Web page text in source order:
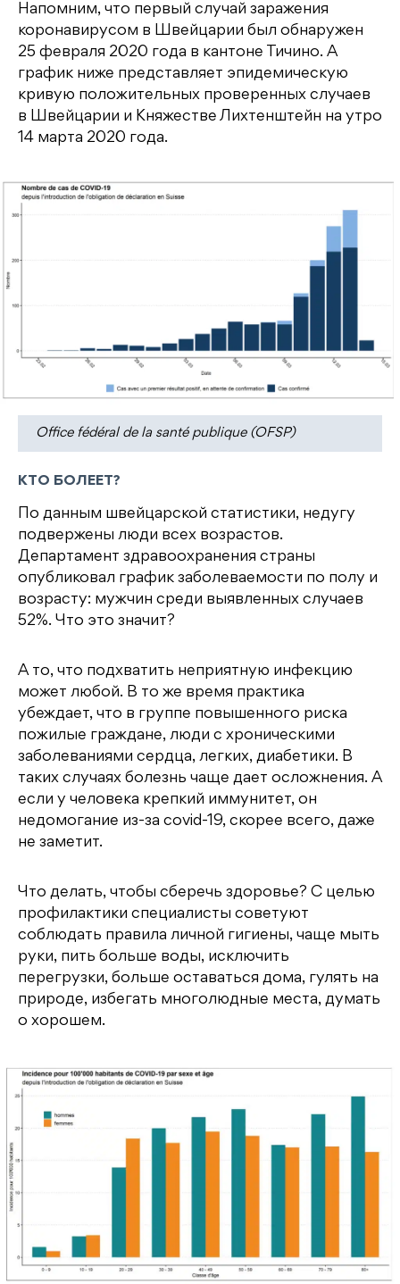
Напомним, что первый случай заражения
коронавирусом в Швейцарии был обнаружен
25 февраля 2020 года в кантоне Тичино. А
график ниже представляет эпидемическую
кривую положительных проверенных случаев
в Швейцарии и Княжестве Лихтенштейн на утро
14 марта 2020 года.
Office fédéral de la santé publique (OFSP)
КТО БОЛЕЕТ?
По данным швейцарской статистики, недугу
подвержены люди всех возрастов.
Департамент здравоохранения страны
опубликовал график заболеваемости по полу и
возрасту: мужчин среди выявленных случаев
52%. Что это значит?
А то, что подхватить неприятную инфекцию
может любой. В то же время практика
убеждает, что в группе повышенного риска
пожилые граждане, люди с хроническими
заболеваниями сердца, легких, диабетики. В
таких случаях болезнь чаще дает осложнения. А
если у человека крепкий иммунитет, он
недомогание из-за covid-19, скорее всего, даже
не заметит.
Что делать, чтобы сберечь здоровье? С целью
профилактики специалисты советуют
соблюдать правила личной гигиены, чаще мыть
руки, пить больше воды, исключить
перегрузки, больше оставаться дома, гулять на
природе, избегать многолюдные места, думать
о хорошем.